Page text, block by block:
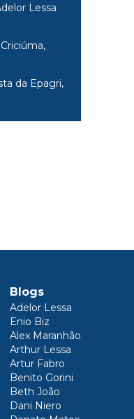
Lessa
da Epagri,
Blogs
Adelor Lessa
Enio Biz
Alex Maranhão
Arthur Lessa
Artur Fabro
Benito Gorini
Beth João
Dani Niero